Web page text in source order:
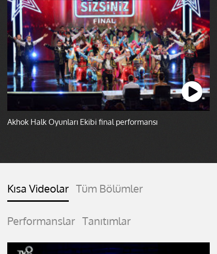
Akhok Halk Oyunları Ekibi final performansı
Kısa Videolar Tüm Bölümler
Performanslar Tanıtımlar